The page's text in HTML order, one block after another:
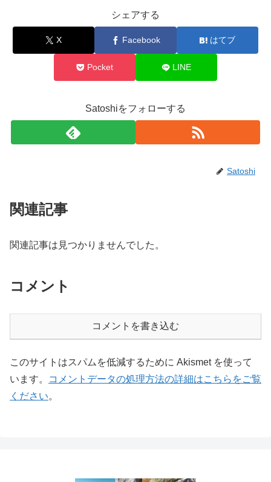
シェアする
X Facebook はてブ
Pocket LINE
Satoshiをフォローする
Satoshi
関連記事
関連記事は見つかりませんでした。
コメント
コメントを書き込む
このサイトはスパムを低減するために Akismet を使って
います。
コメントデータの処理方法の詳細はこちらをご覧
ください。